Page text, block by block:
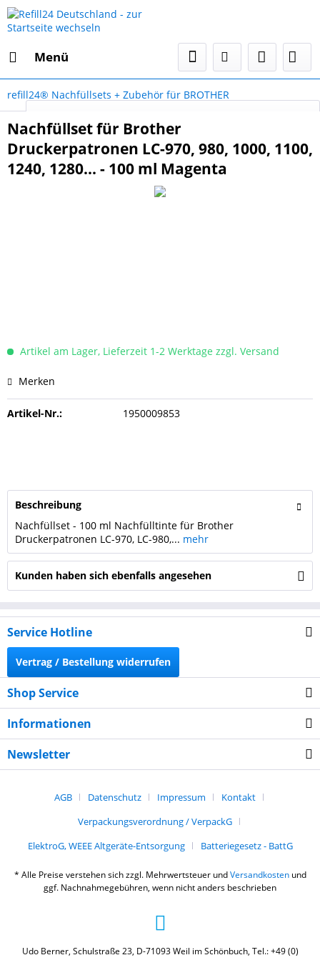
Menü
refill24® Nachfüllsets + Zubehör für BROTHER
Nachfüllset für Brother
Druckerpatronen LC-970, 980, 1000, 1100,
1240, 1280... - 100 ml Magenta
Artikel am Lager, Lieferzeit 1-2 Werktage zzgl. Versand
Merken
Artikel-Nr.: 1950009853
Beschreibung
Nachfüllset - 100 ml Nachfülltinte für Brother
Druckerpatronen LC-970, LC-980,... mehr
Kunden haben sich ebenfalls angesehen
Service Hotline
Vertrag / Bestellung widerrufen
Shop Service
Informationen
Newsletter
AGB Datenschutz Impressum
Kontakt
Verpackungsverordnung / VerpackG
ElektroG, WEEE Altgeräte-Entsorgung
Batteriegesetz - BattG
* Alle Preise verstehen sich zzgl. Mehrwertsteuer undVersandkostenund
ggf. Nachnahmegebühren, wenn nicht anders beschrieben
Udo Berner, Schulstraße 23, D-71093 Weil im Schönbuch, Tel.: +49 (0)